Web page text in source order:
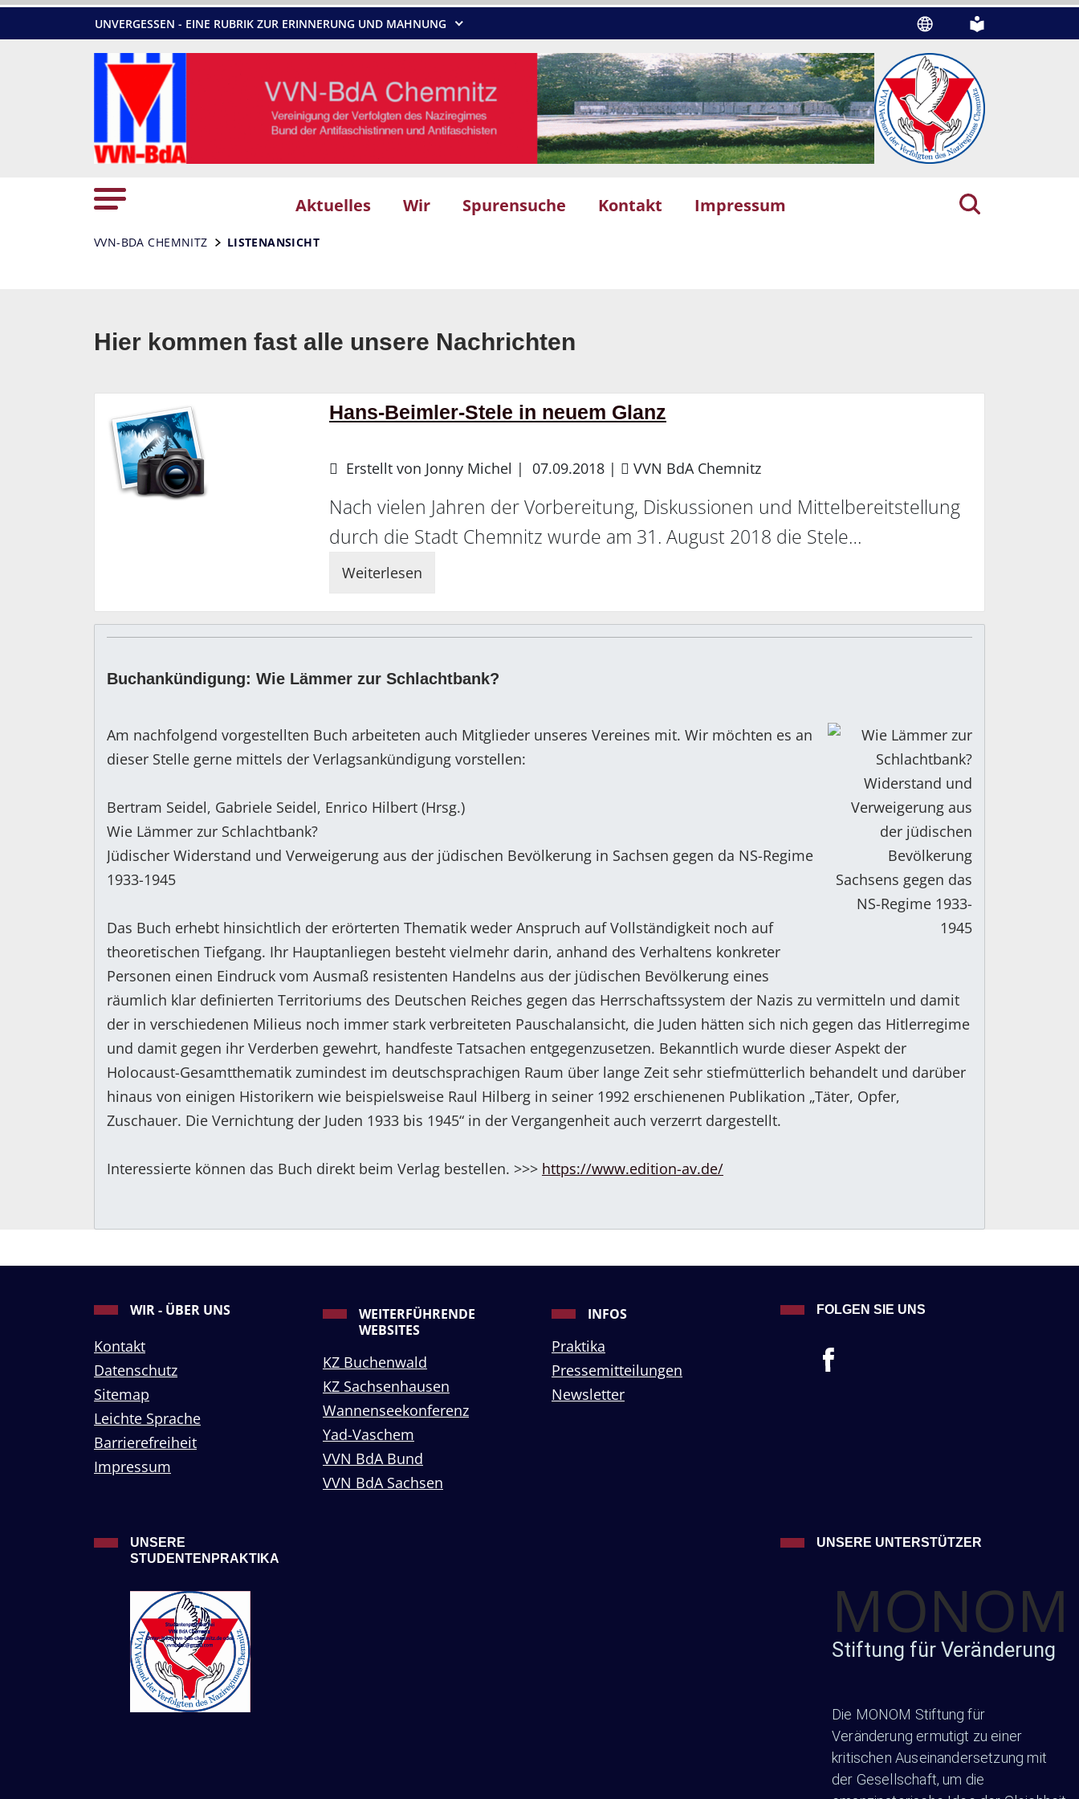
UNVERGESSEN - EINE RUBRIK ZUR ERINNERUNG UND MAHNUNG
Aktuelles Wir Spurensuche Kontakt Impressum
VVN-BDA CHEMNITZ LISTENANSICHT
Hier kommen fast alle unsere Nachrichten
Hans-Beimler-Stele in neuem Glanz
Erstellt von Jonny Michel | 07.09.2018 | VVN BdA Chemnitz
Nach vielen Jahren der Vorbereitung, Diskussionen und Mittelbereitstellung
durch die Stadt Chemnitz wurde am 31. August 2018 die Stele…
Weiterlesen
Buchankündigung: Wie Lämmer zur Schlachtbank?
Am nachfolgend vorgestellten Buch arbeiteten auch Mitglieder unseres Vereines mit. Wir möchten es an
dieser Stelle gerne mittels der Verlagsankündigung vorstellen:
Bertram Seidel, Gabriele Seidel, Enrico Hilbert (Hrsg.)
Wie Lämmer zur Schlachtbank?
Jüdischer Widerstand und Verweigerung aus der jüdischen Bevölkerung in Sachsen gegen da NS-Regime
1933-1945
Das Buch erhebt hinsichtlich der erörterten Thematik weder Anspruch auf Vollständigkeit noch auf
theoretischen Tiefgang. Ihr Hauptanliegen besteht vielmehr darin, anhand des Verhaltens konkreter
Personen einen Eindruck vom Ausmaß resistenten Handelns aus der jüdischen Bevölkerung eines
räumlich klar definierten Territoriums des Deutschen Reiches gegen das Herrschaftssystem der Nazis zu vermitteln und damit
der in verschiedenen Milieus noch immer stark verbreiteten Pauschalansicht, die Juden hätten sich nich gegen das Hitlerregime
und damit gegen ihr Verderben gewehrt, handfeste Tatsachen entgegenzusetzen. Bekanntlich wurde dieser Aspekt der
Holocaust-Gesamtthematik zumindest im deutschsprachigen Raum über lange Zeit sehr stiefmütterlich behandelt und darüber
hinaus von einigen Historikern wie beispielsweise Raul Hilberg in seiner 1992 erschienenen Publikation „Täter, Opfer,
Zuschauer. Die Vernichtung der Juden 1933 bis 1945“ in der Vergangenheit auch verzerrt dargestellt.
Interessierte können das Buch direkt beim Verlag bestellen. >>> https://www.edition-av.de/
WIR - ÜBER UNS
Kontakt
Datenschutz
Sitemap
Leichte Sprache
Barrierefreiheit
Impressum
WEITERFÜHRENDE
WEBSITES
KZ Buchenwald
KZ Sachsenhausen
Wannenseekonferenz
Yad-Vaschem
VVN BdA Bund
VVN BdA Sachsen
INFOS
Praktika
Pressemitteilungen
Newsletter
FOLGEN SIE UNS
UNSERE
STUDENTENPRAKTIKA
UNSERE UNTERSTÜTZER
MONOM
Stiftung für Veränderung
Die MONOM Stiftung für
Veränderung ermutigt zu einer
kritischen Auseinandersetzung mit
der Gesellschaft, um die